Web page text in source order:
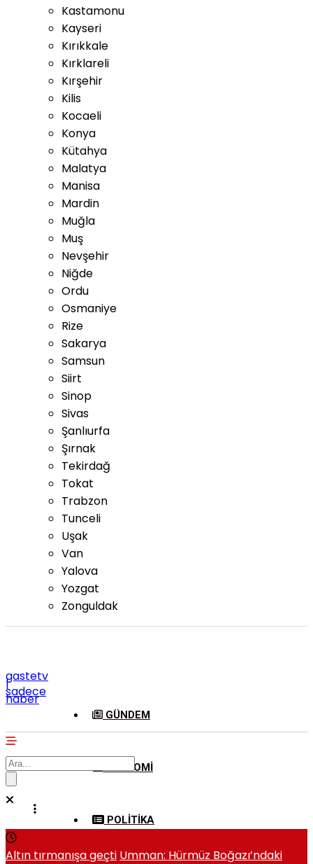
Kastamonu
Kayseri
Kırıkkale
Kırklareli
Kırşehir
Kilis
Kocaeli
Konya
Kütahya
Malatya
Manisa
Mardin
Muğla
Muş
Nevşehir
Niğde
Ordu
Osmaniye
Rize
Sakarya
Samsun
Siirt
Sinop
Sivas
Şanlıurfa
Şırnak
Tekirdağ
Tokat
Trabzon
Tunceli
Uşak
Van
Yalova
Yozgat
Zonguldak
gastetv
|
sadece
haber
GÜNDEM
EKONOMI
POLITIKA
Altın tırmanışa geçti Umman: Hürmüz Boğazı’ndaki